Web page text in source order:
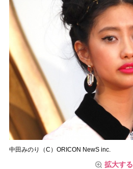
中田みのり（C）ORICON NewS inc.
拡大する